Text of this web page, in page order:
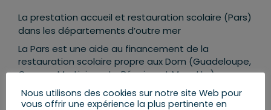
La prestation accueil et restauration scolaire (Pars)
dans les départements d’outre mer
La Pars est une aide au financement de la
restauration scolaire propre aux Dom (Guadeloupe,
Guyane, Martinique, La Réunion et Mayotte).
Comment en bénéficier ?
Nous utilisons des cookies sur notre site Web pour
vous offrir une expérience la plus pertinente en